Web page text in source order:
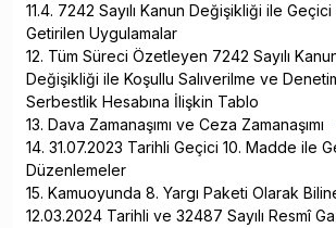
11.4. 7242 Sayılı Kanun Değişikliği ile
Getirilen Uygulamalar
12. Tüm Süreci Özetleyen 7242 Sayılı
Değişikliği ile Koşullu Salıverilme ve
Serbestlik Hesabına İlişkin Tablo
13. Dava Zamanaşımı ve Ceza Zamanaşımı
14. 31.07.2023 Tarihli Geçici 10. Madde ile
Düzenlemeler
15. Kamuoyunda 8. Yargı Paketi Olarak
12.03.2024 Tarihli ve 32487 Sayılı Resmî